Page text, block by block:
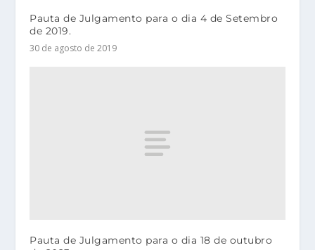
Pauta de Julgamento para o dia 4 de Setembro
de 2019.
30 de agosto de 2019
Pauta de Julgamento para o dia 18 de outubro